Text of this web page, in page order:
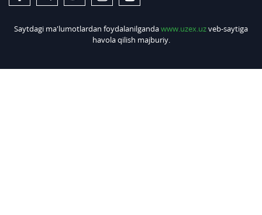
Saytdagi ma'lumotlardan foydalanilgandawww.uzex.uzveb-saytiga
havola qilish majburiy.